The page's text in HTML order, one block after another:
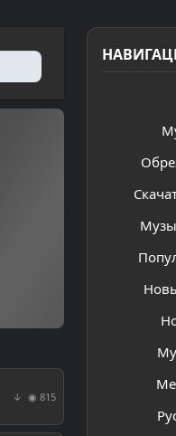
↓ ◉ 815